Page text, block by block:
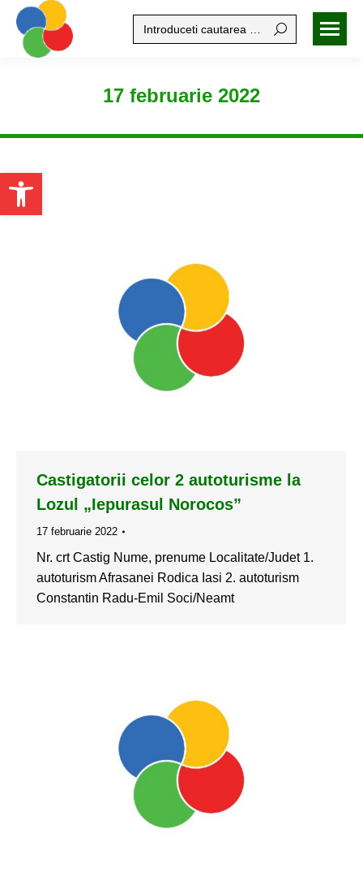
Open toolbar
Search:
17 februarie 2022
Castigatorii celor 2 autoturisme la
Lozul „Iepurasul Norocos”
17 februarie 2022
Nr. crt Castig Nume, prenume Localitate/Judet 1.
autoturism Afrasanei Rodica Iasi 2. autoturism
Constantin Radu-Emil Soci/Neamt